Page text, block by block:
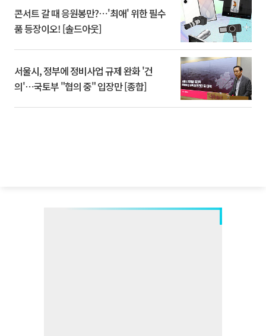
콘서트 갈 때 응원봉만?⋯'최애' 위한 필수
품 등장이오! [솔드아웃]
서울시, 정부에 정비사업 규제 완화 '건
의'⋯국토부 "협의 중" 입장만 [종합]